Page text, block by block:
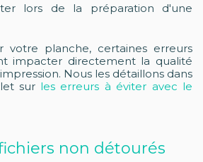
lors de la préparation d'une
votre planche, certaines erreurs
impacter directement la qualité
Nous les détaillons dans
sur les erreurs à éviter avec le
non détourés